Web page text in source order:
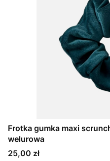
Frotka gumka maxi
welurowa
Cena
25,00 zł